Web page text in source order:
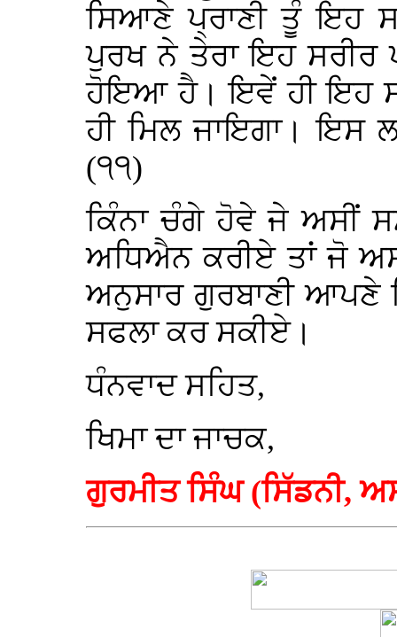
ਸਿਆਣੇ ਪ੍ਰਾਣੀ ਤੂੰ ਇਹ
ਪੁਰਖ ਨੇ ਤੇਰਾ ਇਹ
ਹੋਇਆ ਹੈ। ਇਵੇਂ ਹੀ ਇਹ
ਹੀ ਮਿਲ ਜਾਇਗਾ। ਇਸ
(੧੧)
ਕਿੰਨਾ ਚੰਗੇ ਹੋਵੇ ਜੇ ਅਸੀਂ
ਅਧਿਐਨ ਕਰੀਏ ਤਾਂ ਜੋ
ਅਨੁਸਾਰ ਗੁਰਬਾਣੀ ਆਪਣੇ
ਸਫਲਾ ਕਰ ਸਕੀਏ।
ਧੰਨਵਾਦ ਸਹਿਤ,
ਖਿਮਾ ਦਾ ਜਾਚਕ,
ਗੁਰਮੀਤ ਸਿੰਘ (ਸਿੱਡਨੀ,